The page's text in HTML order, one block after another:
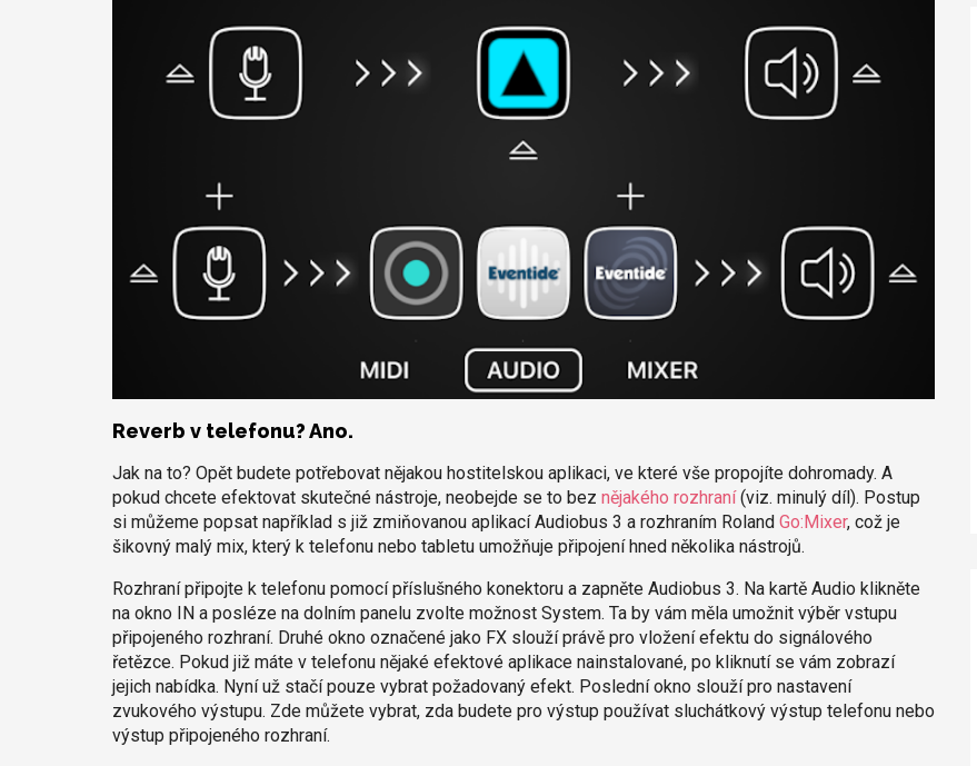
Reverb v telefonu? Ano.
Jak na to? Opět budete potřebovat nějakou hostitelskou aplikaci, ve které vše propojíte dohromady. A
pokud chcete efektovat skutečné nástroje, neobejde se to bez nějakého rozhraní(viz. minulý díl). Postup
si můžeme popsat například s již zmiňovanou aplikací Audiobus 3 a rozhraním Roland Go:Mixer, což je
šikovný malý mix, který k telefonu nebo tabletu umožňuje připojení hned několika nástrojů.
Rozhraní připojte k telefonu pomocí příslušného konektoru a zapněte Audiobus 3. Na kartě Audio klikněte
na okno IN a posléze na dolním panelu zvolte možnost System. Ta by vám měla umožnit výběr vstupu
připojeného rozhraní. Druhé okno označené jako FX slouží právě pro vložení efektu do signálového
řetězce. Pokud již máte v telefonu nějaké efektové aplikace nainstalované, po kliknutí se vám zobrazí
jejich nabídka. Nyní už stačí pouze vybrat požadovaný efekt. Poslední okno slouží pro nastavení
zvukového výstupu. Zde můžete vybrat, zda budete pro výstup používat sluchátkový výstup telefonu nebo
výstup připojeného rozhraní.